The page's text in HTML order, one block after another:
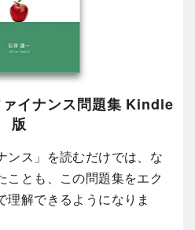
イナンス問題集 Kindle
版
ンス」を読むだけでは、な
ことも、この問題集をエク
理解できるようになりま